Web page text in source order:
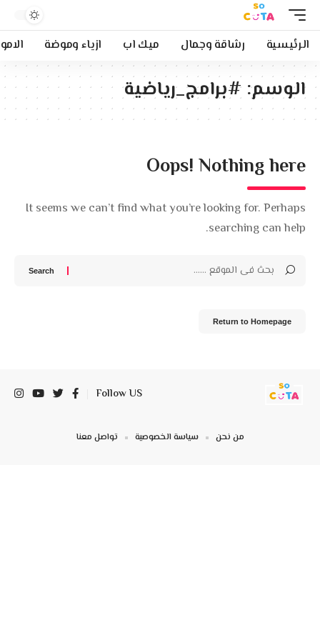
الرئيسية رشاقة وجمال ميك اب ازياء وموضة
الوسم: #برامج_رياضية
Oops! Nothing here
It seems we can’t find what you’re looking for. Perhaps
searching can help.
Return to Homepage
Follow US
من نحن سياسة الخصوصية تواصل معنا